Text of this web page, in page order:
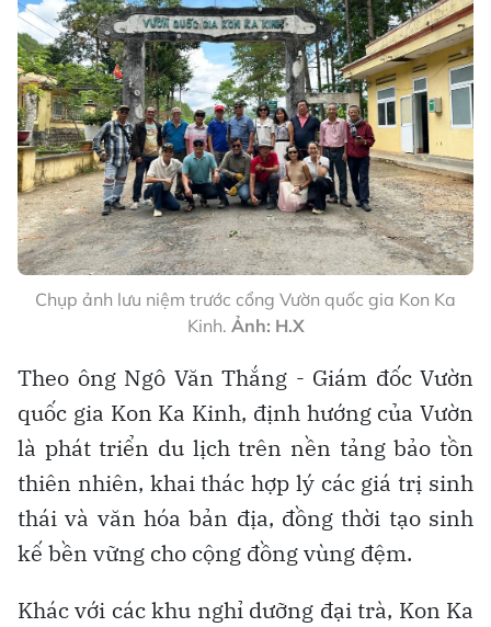
Chụp ảnh lưu niệm trước cổng Vườn quốc gia Kon Ka
Kinh. Ảnh: H.X
Theo ông Ngô Văn Thắng - Giám đốc Vườn
quốc gia Kon Ka Kinh, định hướng của Vườn
là phát triển du lịch trên nền tảng bảo tồn
thiên nhiên, khai thác hợp lý các giá trị sinh
thái và văn hóa bản địa, đồng thời tạo sinh
kế bền vững cho cộng đồng vùng đệm.
Khác với các khu nghỉ dưỡng đại trà, Kon Ka